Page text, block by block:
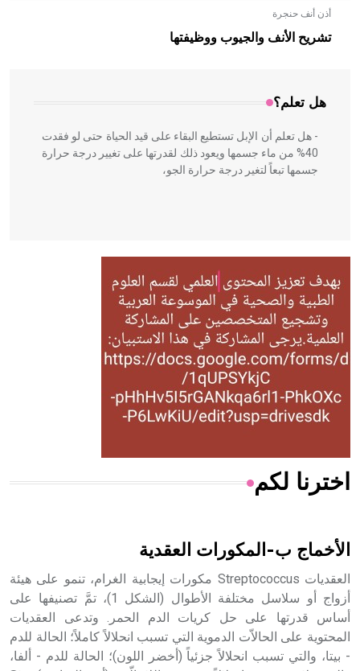
أذن أنف حنجرة
تشريح الأنف والجيوب ووظيفتها
هل تعلم؟
- هل تعلم أن الأبلق نوع من الفنون الهندسية التي ارتبطت
بالعمارة الإسلامية في بلاد الشام ومصر خاصة، حيث يحرص
المعمار على بناء مداميكه وخاصة في الواجهات
- هل تعلم أن الإبل تستطيع البقاء على قيد الحياة حتى لو فقدت
40% من ماء جسمها ويعود ذلك لقدرتها على تغيير درجة حرارة
جسمها تبعاً لتغير درجة حرارة الجو،
- هل تعلم أن أبقراط كتب في الطب أربعة مؤلفات هي:
الحكم، الأدلة، تنظيم التغذية، ورسالته في جروح الرأس. ويعود
له الفضل بأنه حرر الطب من الدين والفلسفة.
- هل تعلم أن المرجان إفراز حيواني يتكون في البحر ويتركب
من مادة كربونات الكلسيوم، وهو أحمر أو شديد الحمرة وهو
أجود أنواعه، ويمتاز بكبر الحجم ويسمى الش
هل تعلم أن الأبسيد كلمة فرنسية اللفظ تم اعتمادها مصطلحاً
- هل تعلم أن أبجر Abgar اسم معروف جيداً يعود إلى عدد من
الملوك الذين حكموا مدينة إديسا (الرها) من أبجر الأول وحتى
التاسع، وهم ينتسبون إلى أسرة أوسروين
اخترنا لكم
الأخماج ب-المكورات العقدية
العقديات Streptococcus مكورات إيجابية الغرام، تنمو على هيئة
أزواج أو سلاسل مختلفة الأطوال (الشكل 1)، تمَّ تصنيفها على
أساس قدرتها على حل كريات الدم الحمر. وتدعى العقديات
المحتوية على الحالاّت الدموية التي تسبب انحلالاً كاملاً؛ الحالة للدم
- بيتا، والتي تسبب انحلالاً جزئياً (أخضر اللون)؛ الحالة للدم - ألفا،